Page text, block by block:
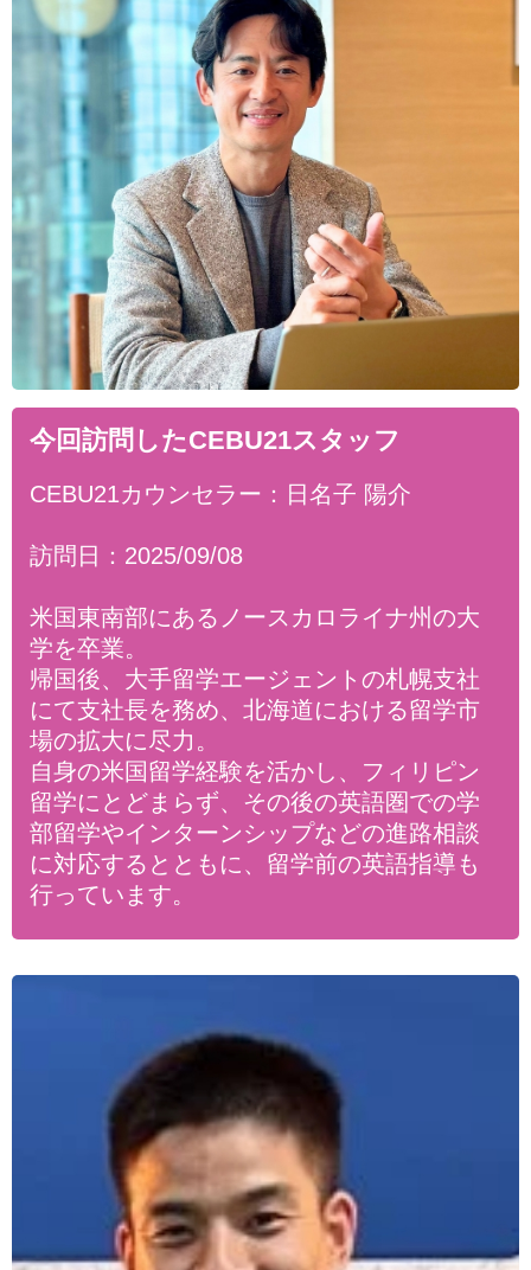
今回訪問したCEBU21スタッフ
CEBU21カウンセラー：日名子 陽介
訪問日：2025/09/08
米国東南部にあるノースカロライナ州の大
学を卒業。
帰国後、大手留学エージェントの札幌支社
にて支社長を務め、北海道における留学市
場の拡大に尽力。
自身の米国留学経験を活かし、フィリピン
留学にとどまらず、その後の英語圏での学
部留学やインターンシップなどの進路相談
に対応するとともに、留学前の英語指導も
行っています。